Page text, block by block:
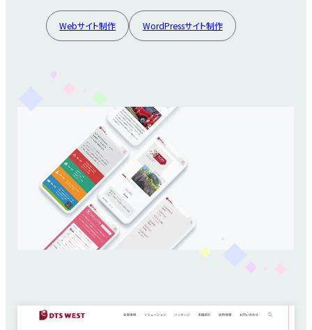
Webサイト制作 WordPressサイト制作